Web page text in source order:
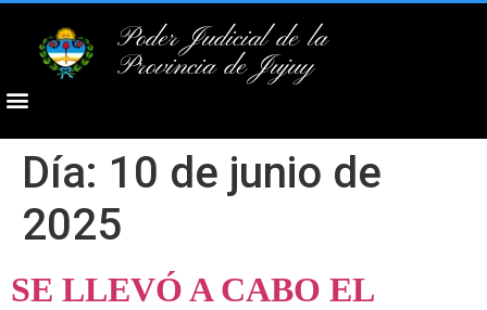
Poder Judicial de la
Provincia de Jujuy
Día: 10 de junio de
2025
SE LLEVÓ A CABO EL